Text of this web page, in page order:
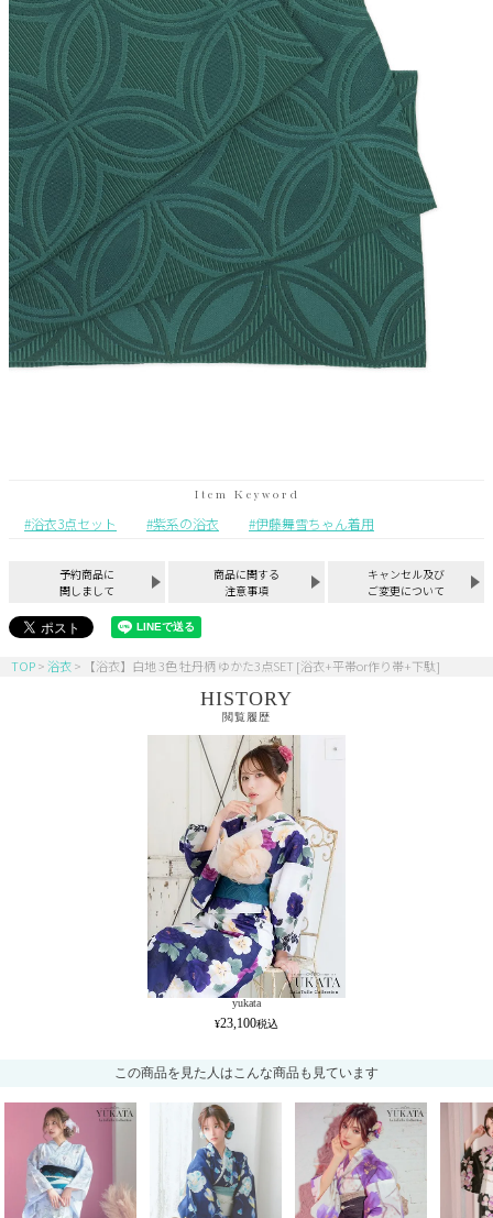
浴衣3点セット 紫系の浴衣 伊藤舞雪ちゃん着用
予約商品に
関しまして
商品に関する
注意事項
キャンセル及び
ご変更について
TOP 浴衣 【浴衣】白地 3色 牡丹柄 ゆかた3点SET [浴衣+平帯or作り帯+下駄]
HISTORY
閲覧履歴
yukata
23,100
この商品を見た人はこんな商品も見ています